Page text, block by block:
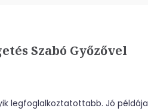
Szabó Győzővel
legfoglalkoztatottabb. Jó példája